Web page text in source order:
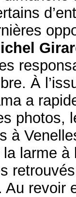
À
a
photos,
à
la larme
Au revoir